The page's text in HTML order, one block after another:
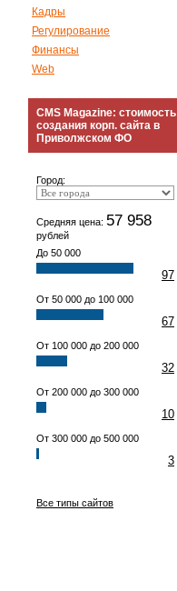
Кадры
Регулирование
Финансы
Web
CMS Magazine: стоимость
создания корп. сайта в
Приволжском ФО
Город:
Средняя цена: 57 958
рублей
До 50 000
97
От 50 000 до 100 000
67
От 100 000 до 200 000
32
От 200 000 до 300 000
10
От 300 000 до 500 000
3
Все типы сайтов